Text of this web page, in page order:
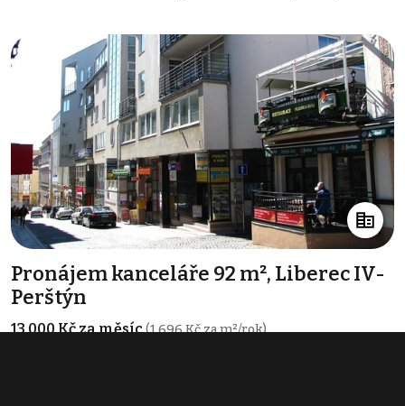
Pronájem kanceláře 92 m², Liberec IV-
Perštýn
13 000 Kč za měsíc(1 696 Kč za m²/rok)